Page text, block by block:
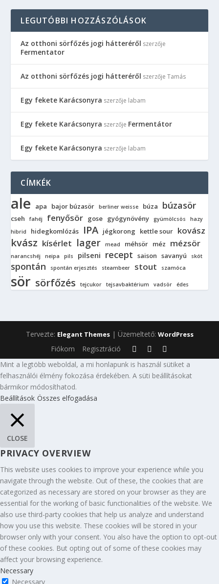
LEGUTÓBBI HOZZÁSZÓLÁSOK
Az otthoni sörfőzés jogi hátteréről szerzője
Fermentator
Az otthoni sörfőzés jogi hátteréről szerzőjeTamás
Egy fekete Karácsonyra szerzője labam
Egy fekete Karácsonyra szerzője Fermentátor
Egy fekete Karácsonyra szerzője labam
CÍMKÉK
ale apa bajor búzasör berliner weisse búza búzasör
cseh fahéj fenyősör gose gyógynövény gyümölcsös
hazy
hibrid
hidegkomlózás IPA jégkorong kettle sour kovász
kvász kísérlet lager mead méhsör méz mézsör
narancshéj neipa pils pilseni recept saison savanyú skót
spontán spontán erjesztés steambeer stout szamóca
sör sörfőzés tejcukor tejsavbaktérium vadsör édes
Tervezte: Elegant Themes| Üzemeltető: WordPress
Fiókom
Regisztráció
Mint a legtöbb weboldal, a mi honlapunk is használ sütiket a
felhasználói élmény fokozása érdekében. A süti beállításokat
bármikor módosíthatod.
Beállítások Összes elfogadása
CLOSE
PRIVACY OVERVIEW
This website uses cookies to improve your experience while you
navigate through the website. Out of these, the cookies that are
categorized as necessary are stored on your browser as they are
essential for the working of basic functionalities of the website. We
also use third-party cookies that help us analyze and understand
how you use this website. These cookies will be stored in your
browser only with your consent. You also have the option to opt-out
of these cookies. But opting out of some of these cookies may
affect your browsing experience.
Necessary
Necessary